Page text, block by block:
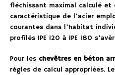
fléchissant maximal calculé et
caractéristique de l’acier
courantes dans l’habitat
profilés IPE 120 à IPE 180
Pour les chevêtres en béton
règles de calcul appropriées.